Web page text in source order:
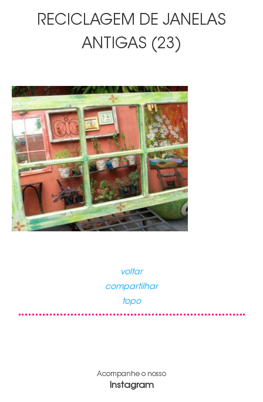
RECICLAGEM DE JANELAS
ANTIGAS (23)
voltar
compartilhar
topo
Acompanhe o nosso
Instagram